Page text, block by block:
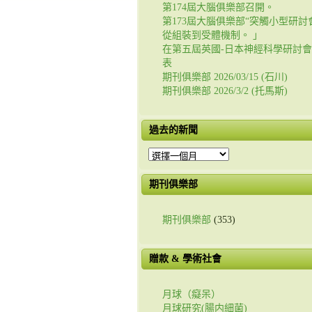
第174屆大腦俱樂部召開。
第173屆大腦俱樂部“突觸小型研討
從組裝到受體機制。 」
在第五屆英國-日本神經科學研討
表
期刊俱樂部 2026/03/15 (石川)
期刊俱樂部 2026/3/2 (托馬斯)
過去的新聞
過
的
新
期刊俱樂部
期刊俱樂部 (353)
贈款 & 學術社會
月球（癡呆）
月球研究(腸内細菌)